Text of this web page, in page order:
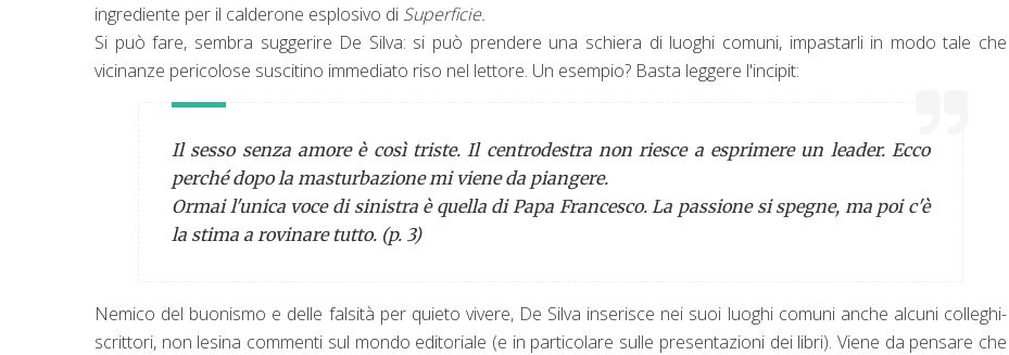
ingrediente per il calderone esplosivo di Superficie.
Si può fare, sembra suggerire De Silva: si può prendere una schiera di luoghi comuni, impastarli in modo tale che
vicinanze pericolose suscitino immediato riso nel lettore. Un esempio? Basta leggere l'incipit:
Il sesso senza amore è così triste. Il centrodestra non riesce a esprimere un leader. Ecco
perché dopo la masturbazione mi viene da piangere.
Ormai l'unica voce di sinistra è quella di Papa Francesco. La passione si spegne, ma poi c'è
la stima a rovinare tutto. (p. 3)
Nemico del buonismo e delle falsità per quieto vivere, De Silva inserisce nei suoi luoghi comuni anche alcuni colleghi-
scrittori, non lesina commenti sul mondo editoriale (e in particolare sulle presentazioni dei libri). Viene da pensare che